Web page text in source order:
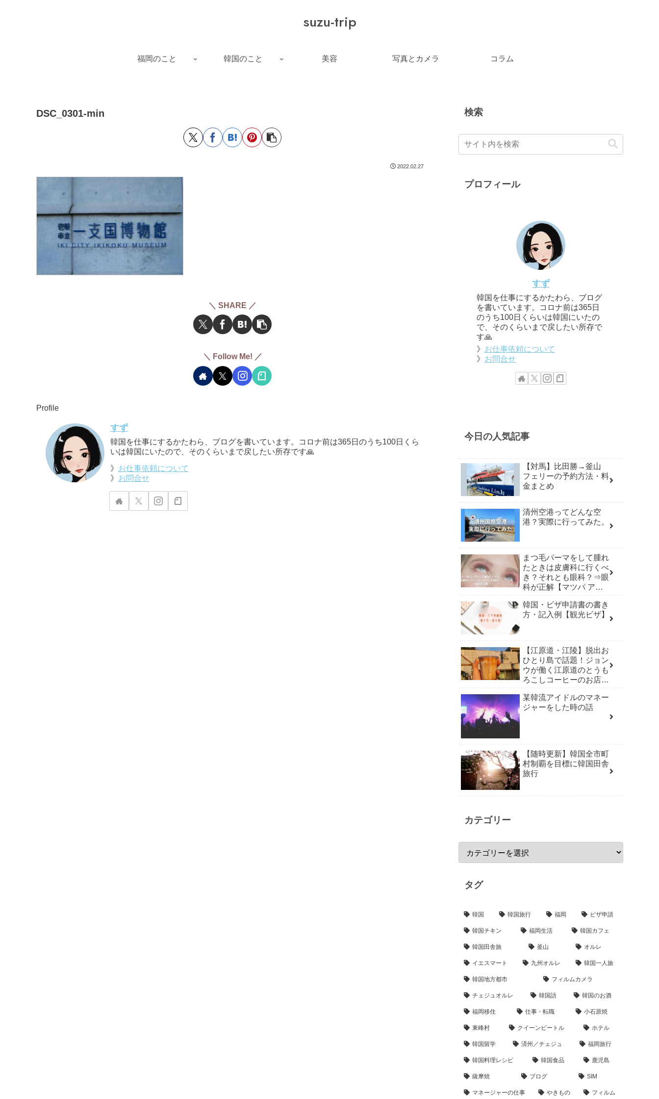
suzu-trip
福岡のこと 韓国のこと 美容 写真とカメラ コラム
DSC_0301-min
2022.02.27
＼ SHARE ／
＼ Follow Me! ／
Profile
すず
韓国を仕事にするかたわら、ブログを書いています。コロナ前は365日のうち100日くら
いは韓国にいたので、そのくらいまで戻したい所存です🙏
》 お仕事依頼について
》 お問合せ
検索
プロフィール
すず
韓国を仕事にするかたわら、ブログ
を書いています。コロナ前は365日
のうち100日くらいは韓国にいたの
で、そのくらいまで戻したい所存で
す🙏
》 お仕事依頼について
》 お問合せ
今日の人気記事
【対馬】比田勝→釜山
フェリーの予約方法・料
金まとめ
清州空港ってどんな空
港？実際に行ってみた。
まつ毛パーマをして腫れ
たときは皮膚科に行くべ
き？それとも眼科？⇒眼
科が正解【マツパ アレ
韓国・ビザ申請書の書き
方・記入例【観光ビザ】
【江原道・江陵】脱出お
ひとり島で話題！ジョン
ウが働く江原道のとうも
ろこしコーヒーのお店
ー」
某韓流アイドルのマネー
ジャーをした時の話
【随時更新】韓国全市町
村制覇を目標に韓国田舎
旅行
カテゴリー
タグ
韓国 韓国旅行 福岡 ビザ申請
韓国チキン 福岡生活 韓国カフェ
韓国田舎旅 釜山 オルレ
イエスマート 九州オルレ 韓国一人旅
韓国地方都市 フィルムカメラ
チェジュオルレ 韓国語 韓国のお酒
福岡移住 仕事・転職 小石原焼
東峰村 クイーンビートル ホテル
韓国留学 済州／チェジュ 福岡旅行
韓国料理レシピ 韓国食品 鹿児島
薩摩焼 ブログ SIM
マネージャーの仕事 やきもの フィルム